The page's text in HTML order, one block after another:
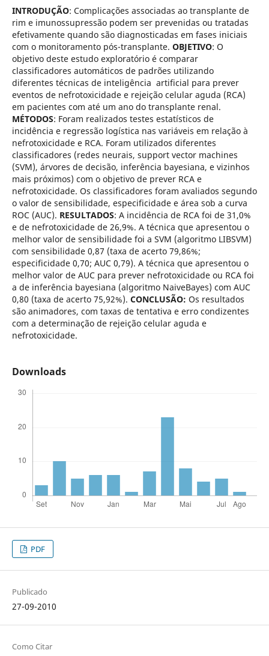
INTRODUÇÃO: Complicações associadas ao transplante de
rim e imunossupressão podem ser prevenidas ou tratadas
efetivamente quando são diagnosticadas em fases iniciais
com o monitoramento pós-transplante. OBJETIVO: O
objetivo deste estudo exploratório é comparar
classificadores automáticos de padrões utilizando
diferentes técnicas de inteligência artificial para prever
eventos de nefrotoxicidade e rejeição celular aguda (RCA)
em pacientes com até um ano do transplante renal.
MÉTODOS: Foram realizados testes estatísticos de
incidência e regressão logística nas variáveis em relação à
nefrotoxicidade e RCA. Foram utilizados diferentes
classificadores (redes neurais, support vector machines
(SVM), árvores de decisão, inferência bayesiana, e vizinhos
mais próximos) com o objetivo de prever RCA e
nefrotoxicidade. Os classificadores foram avaliados segundo
o valor de sensibilidade, especificidade e área sob a curva
ROC (AUC). RESULTADOS: A incidência de RCA foi de 31,0%
e de nefrotoxicidade de 26,9%. A técnica que apresentou o
melhor valor de sensibilidade foi a SVM (algoritmo LIBSVM)
com sensibilidade 0,87 (taxa de acerto 79,86%;
especificidade 0,70; AUC 0,79). A técnica que apresentou o
melhor valor de AUC para prever nefrotoxicidade ou RCA foi
a de inferência bayesiana (algoritmo NaiveBayes) com AUC
0,80 (taxa de acerto 75,92%). CONCLUSÃO: Os resultados
são animadores, com taxas de tentativa e erro condizentes
com a determinação de rejeição celular aguda e
nefrotoxicidade.
Downloads
PDF
Publicado
27-09-2010
Como Citar